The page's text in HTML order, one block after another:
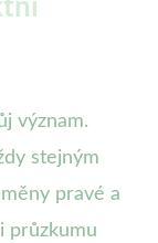
význam.
stejným
pravé a
průzkumu